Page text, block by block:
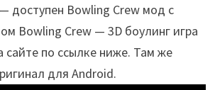
доступен Bowling Crew мод с
Bowling Crew — 3D боулинг игра
сайте по ссылке ниже. Там же
для Android.